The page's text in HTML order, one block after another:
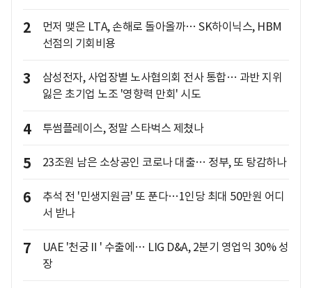
2
먼저 맺은 LTA, 손해로 돌아올까… SK하이닉스, HBM
선점의 기회비용
3
삼성전자, 사업장별 노사협의회 전사 통합… 과반 지위
잃은 초기업 노조 '영향력 만회' 시도
4 투썸플레이스, 정말 스타벅스 제쳤나
5 23조원 남은 소상공인 코로나 대출… 정부, 또 탕감하나
6
추석 전 '민생지원금' 또 푼다…1인당 최대 50만원 어디
서 받나
7
UAE '천궁Ⅱ' 수출에… LIG D&A, 2분기 영업익 30% 성
장